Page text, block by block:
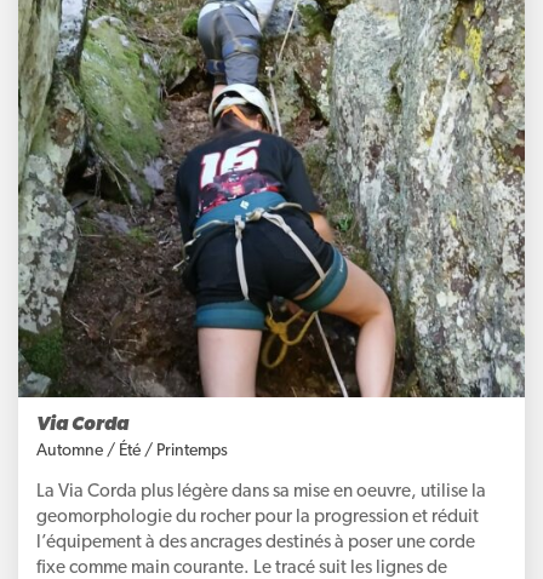
Via Corda
Automne / Été / Printemps
La Via Corda plus légère dans sa mise en oeuvre, utilise la
geomorphologie du rocher pour la progression et réduit
l’équipement à des ancrages destinés à poser une corde
fixe comme main courante. Le tracé suit les lignes de